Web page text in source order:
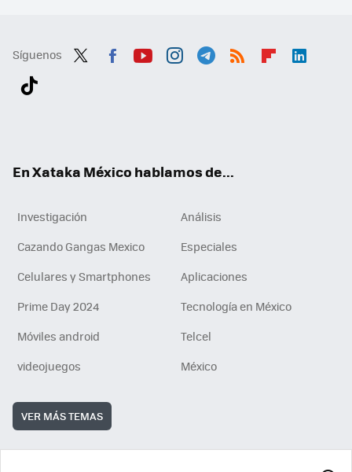
Síguenos
En Xataka México hablamos de...
Investigación
Análisis
Cazando Gangas Mexico
Especiales
Celulares y Smartphones
Aplicaciones
Prime Day 2024
Tecnología en México
Móviles android
Telcel
videojuegos
México
VER MÁS TEMAS